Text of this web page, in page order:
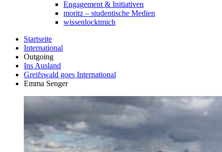
Engagement & Initiativen
moritz – studentische Medien
wissenlocktmich
Startseite
International
Outgoing
Ins Ausland
Greifswald goes International
Emma Senger